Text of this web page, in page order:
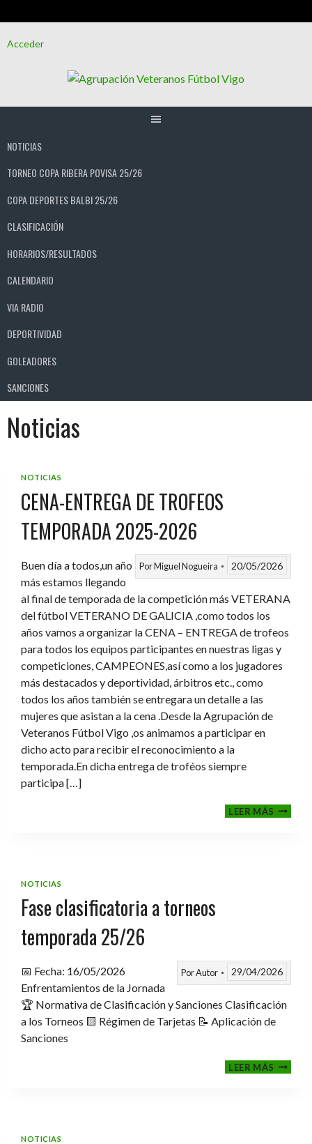
alAcceder
NOTICIAS
TORNEO COPA RIBERA POVISA 25/26
COPA DEPORTES BALBI 25/26
CLASIFICACIÓN
HORARIOS/RESULTADOS
CALENDARIO
VIA RADIO
DEPORTIVIDAD
GOLEADORES
SANCIONES
Noticias
NOTICIAS
CENA-ENTREGA DE TROFEOS
TEMPORADA 2025-2026
PorMiguel Nogueira 20/05/2026
Buen día a todos,un año
más estamos llegando
al final de temporada de la competición más VETERANA
del fútbol VETERANO DE GALICIA ,como todos los
años vamos a organizar la CENA – ENTREGA de trofeos
para todos los equipos participantes en nuestras ligas y
competiciones, CAMPEONES,así como a los jugadores
más destacados y deportividad, árbitros etc., como
todos los años también se entregara un detalle a las
mujeres que asistan a la cena .Desde la Agrupación de
Veteranos Fútbol Vigo ,os animamos a participar en
dicho acto para recibir el reconocimiento a la
temporada.En dicha entrega de troféos siempre
participa […]
LEER MÁSCENA-
NOTICIAS
Fase clasificatoria a torneos
temporada 25/26
PorAutor 29/04/2026
📅 Fecha: 16/05/2026
Enfrentamientos de la Jornada
🏆 Normativa de Clasificación y Sanciones Clasificación
a los Torneos 🟨 Régimen de Tarjetas 📝 Aplicación de
Sanciones
LEER MÁSFASE
NOTICIAS